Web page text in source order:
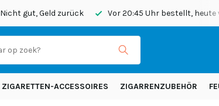
Vor 20:45 Uhr bestellt, heute versendet Versand in
ZIGARETTEN-ACCESSOIRES ZIGARRENZUBEHÖR